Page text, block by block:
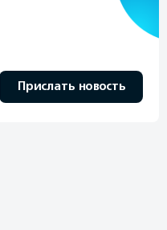
Прислать новость